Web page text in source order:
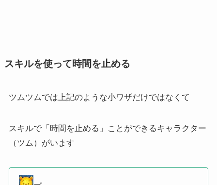
スキルを使って時間を止める
ツムツムでは上記のような小ワザだけではなくて
スキルで「時間を止める」ことができるキャラクター
（ツム）がいます